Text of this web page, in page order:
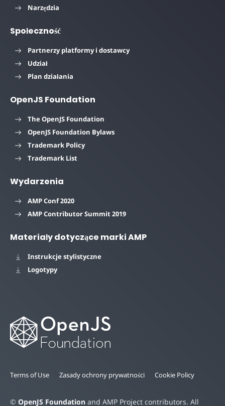
Narzędzia
Społeczność
Partnerzy platformy i dostawcy
Udział
Plan działania
OpenJS Foundation
The OpenJS Foundation
OpenJS Foundation Bylaws
Trademark Policy
Trademark List
Wydarzenia
AMP Conf 2020
AMP Contributor Summit 2019
Materiały dotyczące marki AMP
Instrukcje stylistyczne
Logotypy
Terms of Use Zasady ochrony prywatności Cookie Policy
© OpenJS Foundation and AMP Project contributors. All